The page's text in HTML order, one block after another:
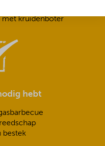
kruidenboter
hebt
bestek